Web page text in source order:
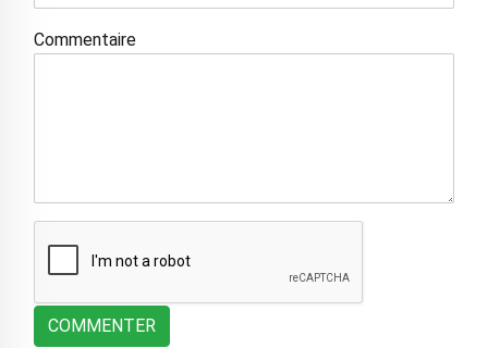
Commentaire
COMMENTER